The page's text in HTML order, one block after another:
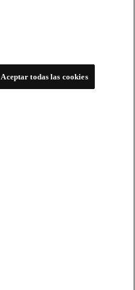
Aceptar todas las cookies